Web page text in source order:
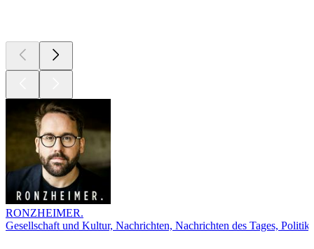
RONZHEIMER.
Gesellschaft und Kultur, Nachrichten, Nachrichten des Tages, Politik